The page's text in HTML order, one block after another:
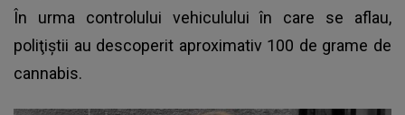
În urma controlului vehiculului în care se aflau,
poliţiştii au descoperit aproximativ 100 de grame de
cannabis.